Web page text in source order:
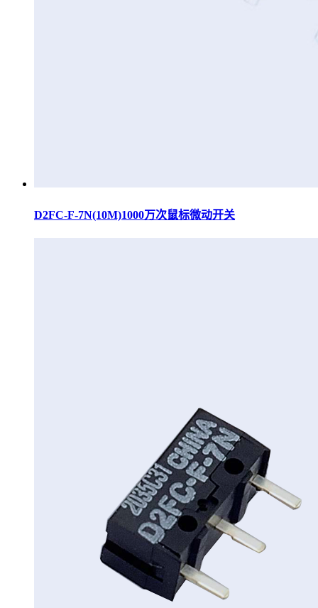
D2FC-F-7N(10M)1000万次鼠标微动开关